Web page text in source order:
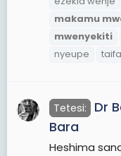
makamu
mwenyekiti
nyeupe
taifa
Tetesi:
Dr
Bara
Heshima